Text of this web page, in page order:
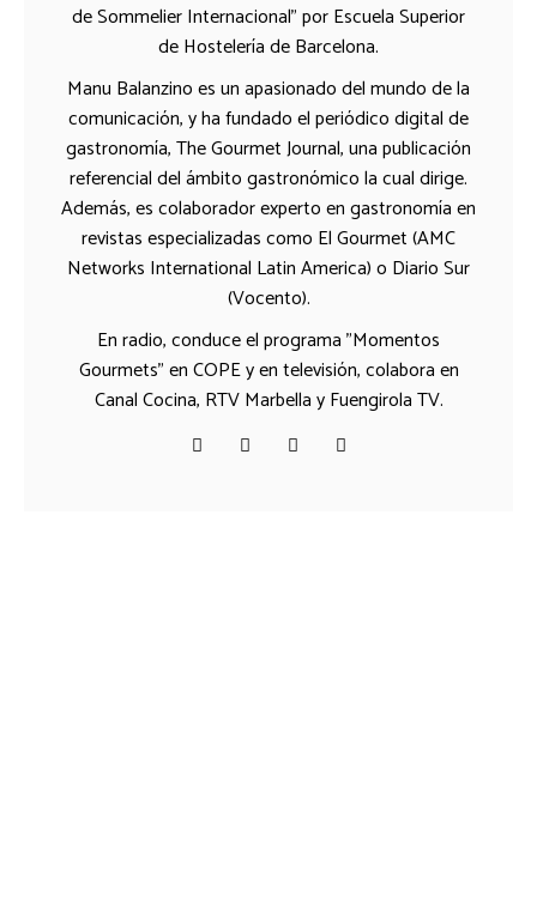
de Sommelier Internacional" por Escuela Superior
de Hostelería de Barcelona.
Manu Balanzino es un apasionado del mundo de la
comunicación, y ha fundado el periódico digital de
gastronomía, The Gourmet Journal, una publicación
referencial del ámbito gastronómico la cual dirige.
Además, es colaborador experto en gastronomía en
revistas especializadas como El Gourmet (AMC
Networks International Latin America) o Diario Sur
(Vocento).
En radio, conduce el programa "Momentos
Gourmets" en COPE y en televisión, colabora en
Canal Cocina, RTV Marbella y Fuengirola TV.